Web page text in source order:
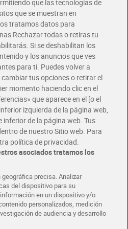
Eats
exclusivas.
y busca tu tienda más cercana
tus compras.
MEJOR CADA DIA
TU TIENDA DIA CORPORATE
que las tecnologías de
que se muestran en
tratamos datos para
Rechazar todas o retiras tu
Si se deshabilitan los
y los anuncios que ves
para ti. Puedes volver a
tus opciones o retirar el
momento haciendo clic en el
que aparece en el [o el
izquierda de la página web,
inferior de la página web. Tus
de nuestro Sitio web. Para
política de privacidad.
asociados tratamos los
precisa. Analizar
del dispositivo para su
en un dispositivo y/o
personalizados, medición
de audiencia y desarrollo